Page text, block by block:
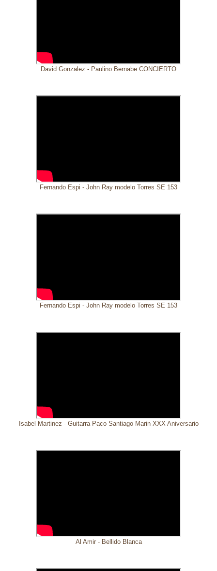
David Gonzalez - Paulino Bernabe CONCIERTO
Fernando Espi - John Ray modelo Torres SE 153
Fernando Espi - John Ray modelo Torres SE 153
Isabel Martinez - Guitarra Paco Santiago Marin XXX Aniversario
Al Amir - Bellido Blanca